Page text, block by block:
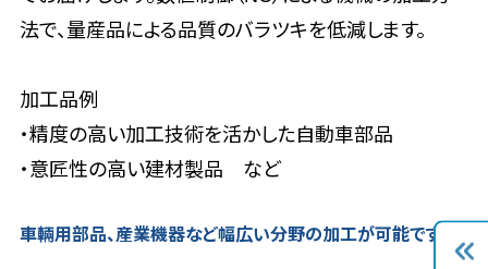
法で、量産品による品質のバラツキを低減します。
加工品例
・精度の高い加工技術を活かした自動車部品
・意匠性の高い建材製品 など
車輛用部品、産業機器など幅広い分野の加工が可能です。